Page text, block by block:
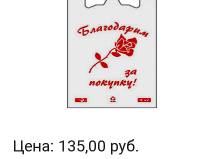
Цена: 135,00 руб.